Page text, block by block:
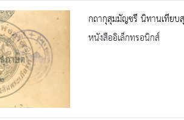
กถากุสุมมัญชรี นิทานเทีย
หนังสืออิเล็กทรอนิกส์